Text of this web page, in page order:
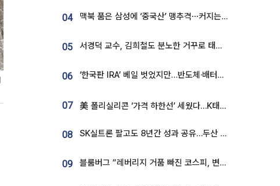
04 맥북 품은 삼성에 ‘중국산’ 맹추격⋯커지는 노트북 OLED 시장
05 서경덕 교수, 김희철도 분노한 거꾸로 태극기⋯"엉터리는 아냐, 아쉬울 뿐"
06 ‘한국판 IRA’ 베일 벗었지만…반도체·배터리 업계 “시행령이 관건”
07 美 폴리실리콘 ‘가격 하한선’ 세웠다…K태양광 수혜 기대
08 SK실트론 팔고도 8년간 성과 공유…두산 인수대금 2.3조가 끝 아냐
09 블룸버그 “레버리지 거품 빠진 코스피, 변동성 최악 국면 지났을 가능성”